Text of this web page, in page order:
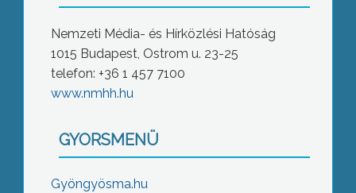
Nemzeti Média- és Hírközlési Hatóság
1015 Budapest, Ostrom u. 23-25
telefon: +36 1 457 7100
www.nmhh.hu
GYORSMENÜ
Gyöngyösma.hu